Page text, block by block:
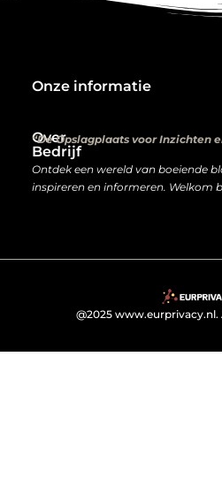
Over
Bedrijf
“De Opslagplaats voor Inzichten
Ontdek een wereld van boeiende
inspireren en informeren. Welkom
Onze informatie
@2025 www.eurprivacy.nl.